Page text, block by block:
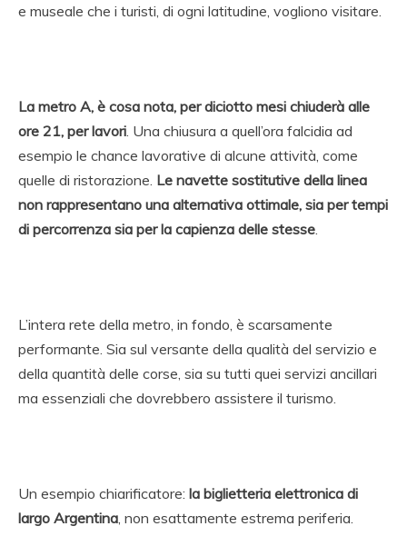
e museale che i turisti, di ogni latitudine, vogliono visitare.
La metro A, è cosa nota, per diciotto mesi chiuderà alle
ore 21, per lavori. Una chiusura a quell’ora falcidia ad
esempio le chance lavorative di alcune attività, come
quelle di ristorazione. Le navette sostitutive della linea
non rappresentano una alternativa ottimale, sia per tempi
di percorrenza sia per la capienza delle stesse.
L’intera rete della metro, in fondo, è scarsamente
performante. Sia sul versante della qualità del servizio e
della quantità delle corse, sia su tutti quei servizi ancillari
ma essenziali che dovrebbero assistere il turismo.
Un esempio chiarificatore: la biglietteria elettronica di
largo Argentina, non esattamente estrema periferia.